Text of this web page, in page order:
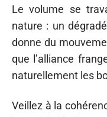
Le volume se
nature : un
donne du
que l’alliance
naturellement les
Veillez à la